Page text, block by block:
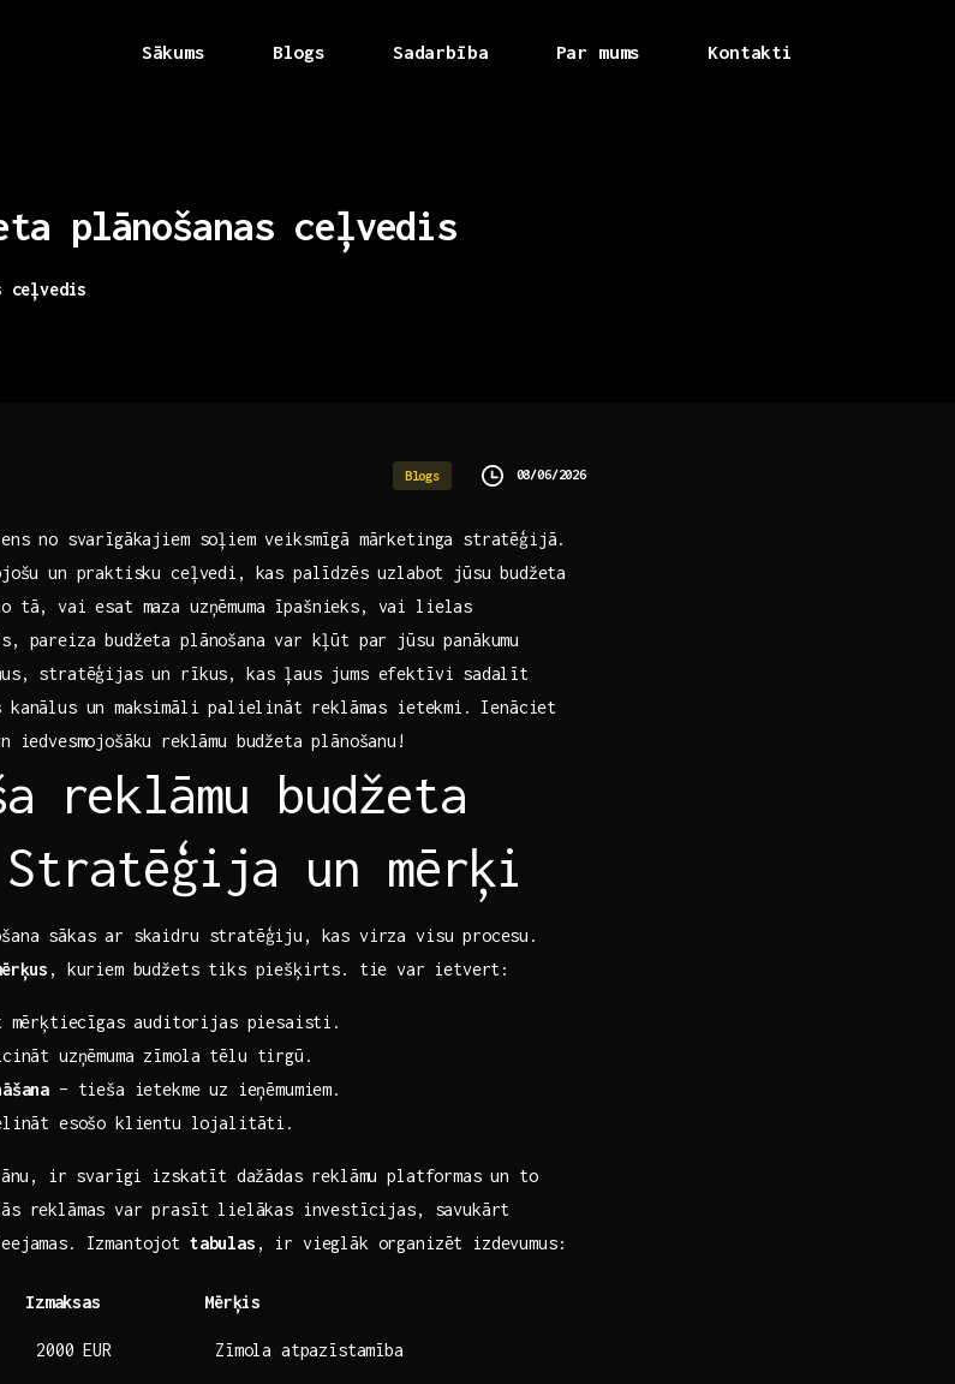
Sākums Blogs Sadarbība Par mums Kontakti
plānošanas ceļvedis
ceļvedis
Blogs 08/06/2026
no⁢ svarīgākajiem soļiem veiksmīgā mārketinga stratēģijā.⁤
un praktisku ceļvedi, kas palīdzēs ⁢uzlabot jūsu budžeta
tā, vai esat​ maza uzņēmuma īpašnieks, vai lielas
pareiza ​budžeta plānošana var⁢ kļūt par jūsu panākumu
​stratēģijas un rīkus, kas ļaus jums efektīvi⁤ sadalīt
un ⁢maksimāli⁤ palielināt reklāmas ietekmi. ⁤Ienāciet
reklāmu budžeta plānošanu!
reklāmu budžeta⁤
Stratēģija un mērķi
sākas‌ ar skaidru stratēģiju, kas virza ‍visu procesu.
, kuriem budžets tiks piešķirts. tie⁢ var ietvert:
auditorijas piesaisti.
uzņēmuma zīmola tēlu tirgū.
– ‌tieša ietekme⁢ uz ieņēmumiem.
esošo klientu lojalitāti.
ir svarīgi izskatīt dažādas reklāmu platformas un to
reklāmas⁢ var prasīt lielākas investīcijas, savukārt
‍Izmantojot tabulas , ir ​vieglāk organizēt izdevumus:
Izmaksas Mērķis
2000 EUR Zīmola atpazīstamība